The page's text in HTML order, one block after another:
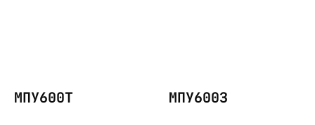
МПУ600Т МПУ600З